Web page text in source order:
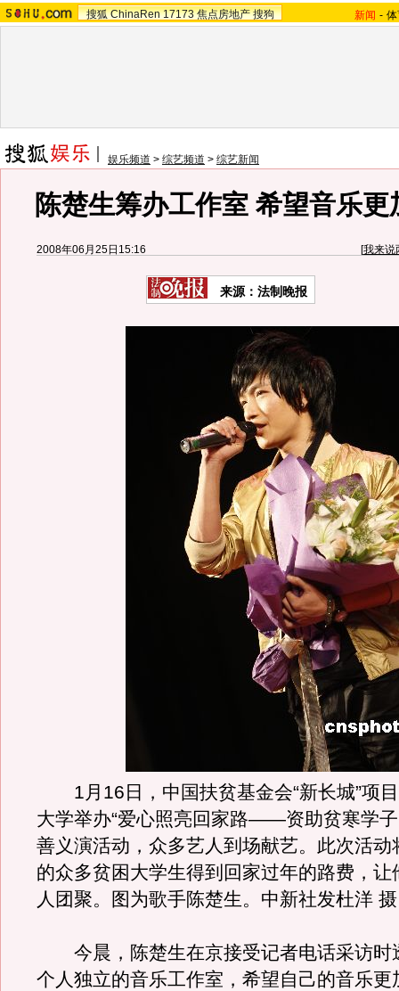
搜狐 ChinaRen 17173 焦点房地产 搜狗 新闻 -
娱乐频道 > 综艺频道 > 综艺新闻
陈楚生筹办工作室 希望音乐更
2008年06月25日15:16 [我来说
来源：法制晚报
1月16日，中国扶贫基金会“新长城”项
大学举办“爱心照亮回家路——资助贫寒学子
善义演活动，众多艺人到场献艺。此次活动
的众多贫困大学生得到回家过年的路费，让
人团聚。图为歌手陈楚生。中新社发杜洋 摄
今晨，陈楚生在京接受记者电话采访时
个人独立的音乐工作室，希望自己的音乐更